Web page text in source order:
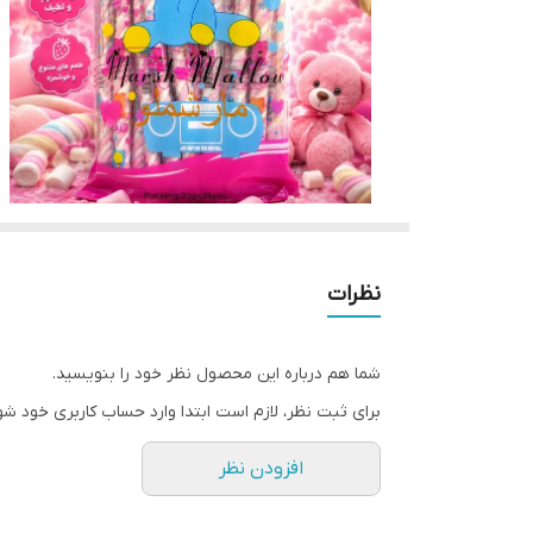
نظرات
شما هم درباره این محصول نظر خود را بنویسید.
برای ثبت نظر، لازم است ابتدا وارد حساب کاربری خود
افزودن نظر